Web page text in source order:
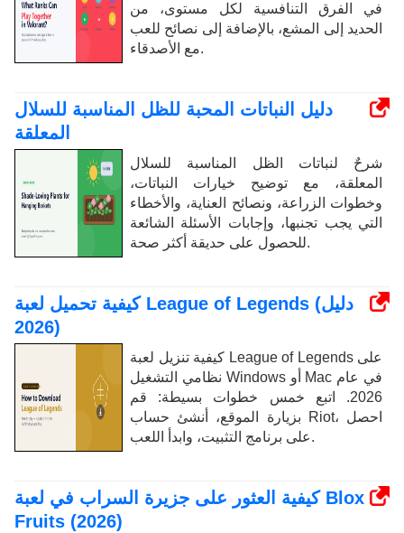
في الفرق التنافسية لكل مستوى، من
الحديد إلى المشع، بالإضافة إلى نصائح للعب
مع الأصدقاء.
دليل النباتات المحبة للظل المناسبة للسلال
المعلقة
شرحٌ لنباتات الظل المناسبة للسلال
المعلقة، مع توضيح خيارات النباتات،
وخطوات الزراعة، ونصائح العناية، والأخطاء
التي يجب تجنبها، وإجابات الأسئلة الشائعة
للحصول على حديقة أكثر صحة.
كيفية تحميل لعبة League of Legends (دليل
2026)
كيفية تنزيل لعبة League of Legends على
نظامي التشغيل Windows أو Mac في عام
2026. اتبع خمس خطوات بسيطة: قم
بزيارة الموقع، أنشئ حساب Riot، احصل
على برنامج التثبيت، وابدأ اللعب.
كيفية العثور على جزيرة السراب في لعبة Blox
Fruits (2026)